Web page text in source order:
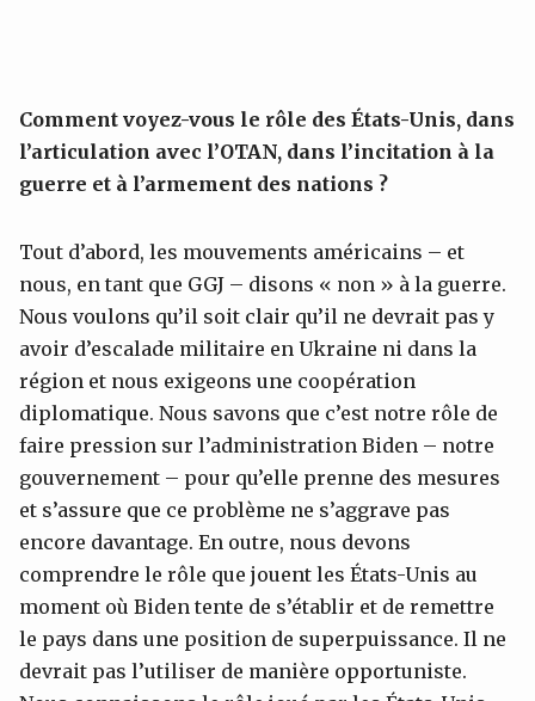
Comment voyez-vous le rôle des États-Unis, dans
l’articulation avec l’OTAN, dans l’incitation à la
guerre et à l’armement des nations ?
Tout d’abord, les mouvements américains – et
nous, en tant que GGJ – disons « non » à la guerre.
Nous voulons qu’il soit clair qu’il ne devrait pas y
avoir d’escalade militaire en Ukraine ni dans la
région et nous exigeons une coopération
diplomatique. Nous savons que c’est notre rôle de
faire pression sur l’administration Biden – notre
gouvernement – pour qu’elle prenne des mesures
et s’assure que ce problème ne s’aggrave pas
encore davantage. En outre, nous devons
comprendre le rôle que jouent les États-Unis au
moment où Biden tente de s’établir et de remettre
le pays dans une position de superpuissance. Il ne
devrait pas l’utiliser de manière opportuniste.